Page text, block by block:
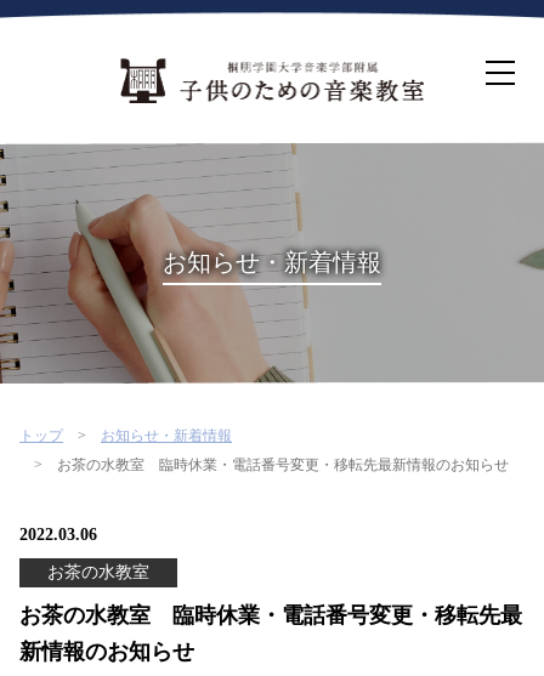
ホーム
生徒募集について
教室案内
コース紹介
概要・沿革
桐朋を選ぶ理由
インタビュー・コラム
イベント
よくある質問
お知らせ・新着情報
トップ
お知らせ・新着情報
お茶の水教室 臨時休業・電話番号変更・移転先最新情報のお知らせ
2022.03.06
お茶の水教室
お茶の水教室 臨時休業・電話番号変更・移転先最
新情報のお知らせ